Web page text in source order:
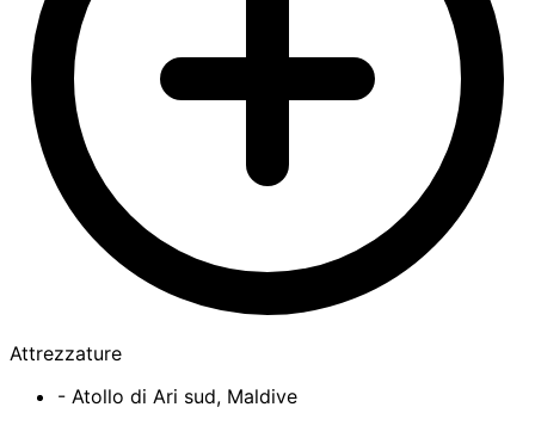
Attrezzature
- Atollo di Ari sud, Maldive